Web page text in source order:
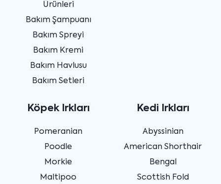
Ürünleri
Bakım Şampuanı
Bakım Spreyi
Bakım Kremi
Bakım Havlusu
Bakım Setleri
Köpek Irkları
Pomeranian
Poodle
Morkie
Maltipoo
Kedi Irkları
Abyssinian
American Shorthair
Bengal
Scottish Fold